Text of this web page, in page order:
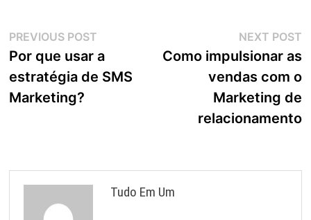
Navegação
de
Post
PREVIOUS POSTPrevious
post:
Por que usar a
estratégia de SMS
Marketing?
NEXT POST
Como impulsionar as
vendas com o
Marketing de
relacionamento
Tudo Em Um